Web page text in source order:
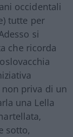
occidentali
tutte per
si
che ricorda
priva di un
una Lella
sotto,